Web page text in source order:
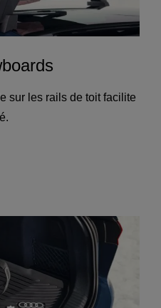
sur les rails de toit facilite